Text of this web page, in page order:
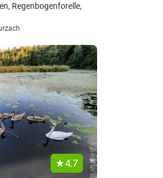
Regenbogenforelle,
4.7